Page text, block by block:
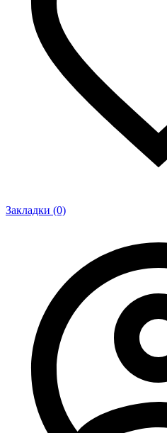
Закладки (0)